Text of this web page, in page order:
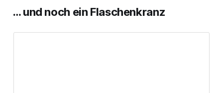
… und noch ein Flaschenkranz